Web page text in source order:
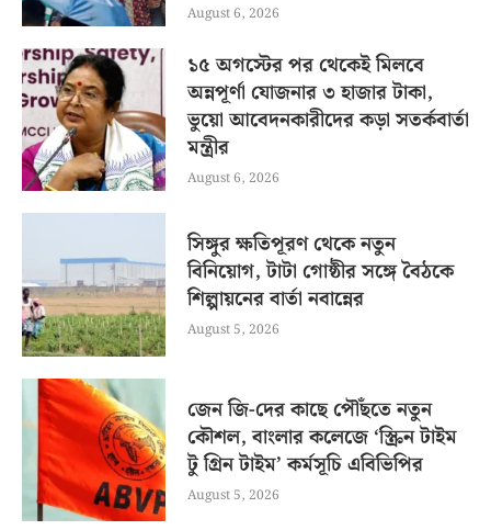
August 6, 2026
১৫ অগস্টের পর থেকেই মিলবে
অন্নপূর্ণা যোজনার ৩ হাজার টাকা,
ভুয়ো আবেদনকারীদের কড়া সতর্কবার্তা
মন্ত্রীর
August 6, 2026
সিঙ্গুর ক্ষতিপূরণ থেকে নতুন
বিনিয়োগ, টাটা গোষ্ঠীর সঙ্গে বৈঠকে
শিল্পায়নের বার্তা নবান্নের
August 5, 2026
জেন জি-দের কাছে পৌঁছতে নতুন
কৌশল, বাংলার কলেজে ‘স্ক্রিন টাইম
টু গ্রিন টাইম’ কর্মসূচি এবিভিপির
August 5, 2026